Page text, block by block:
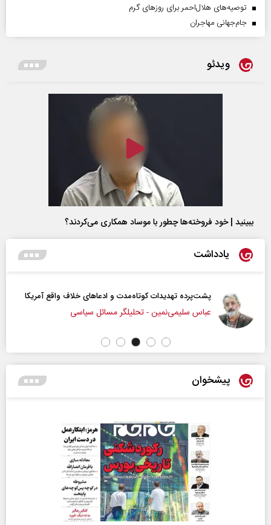
توصیه‌های هلال‌احمر برای روز‌های گرم
جام‌جهانی مهاجران
ویدئو
ببینید | خود فروخته‌ها چطور با موساد همکاری می‌کردند؟
یادداشت
و ادعا‌های خلاف واقع آمریکا
تحلیلگر مسائل سیاسی
اربعین نماد مقاومت
رحمت‌الله نوروزی
پیشخوان